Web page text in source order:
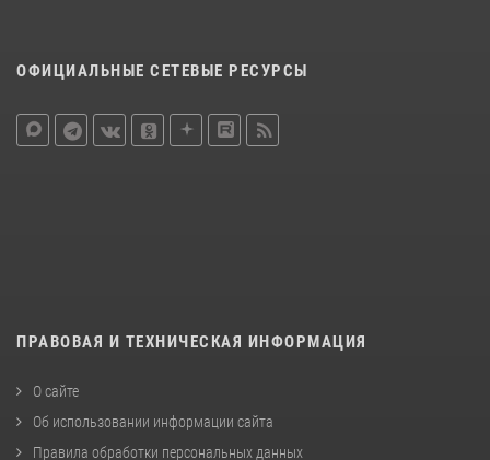
ОФИЦИАЛЬНЫЕ СЕТЕВЫЕ РЕСУРСЫ
ПРАВОВАЯ И ТЕХНИЧЕСКАЯ ИНФОРМАЦИЯ
О сайте
Об использовании информации сайта
Правила обработки персональных данных